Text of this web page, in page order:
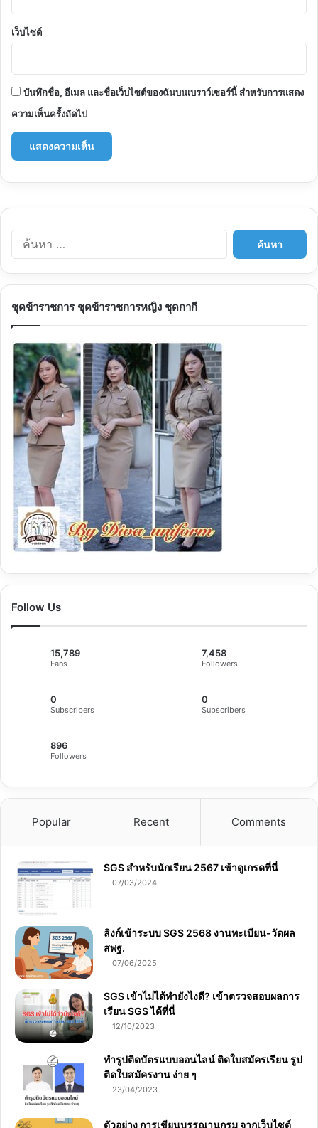
เว็บไซต์
บันทึกชื่อ, อีเมล และชื่อเว็บไซต์ของฉันบนเบราว์เซอร์นี้ สำหรับการแสดง
ความเห็นครั้งถัดไป
ค้นหา
สำหรับ:
ชุดข้าราชการ ชุดข้าราชการหญิง ชุดกากี
Follow Us
15,789
Fans
7,458
Followers
0
Subscribers
0
Subscribers
896
Followers
Popular Recent Comments
SGS สําหรับนักเรียน 2567 เข้าดูเกรดที่นี่
07/03/2024
ลิงก์เข้าระบบ SGS 2568 งานทะเบียน-วัดผล
สพฐ.
07/06/2025
SGS เข้าไม่ได้ทำยังไงดี? เข้าตรวจสอบผลการ
เรียน SGS ได้ที่นี่
12/10/2023
ทำรูปติดบัตรแบบออนไลน์ ติดใบสมัครเรียน รูป
ติดใบสมัครงาน ง่าย ๆ
23/04/2023
ตัวอย่าง การเขียนบรรณานุกรม จากเว็บไซต์